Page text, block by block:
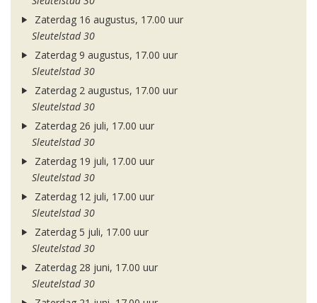
Zaterdag 16 augustus, 17.00 uur
Sleutelstad 30
Zaterdag 9 augustus, 17.00 uur
Sleutelstad 30
Zaterdag 2 augustus, 17.00 uur
Sleutelstad 30
Zaterdag 26 juli, 17.00 uur
Sleutelstad 30
Zaterdag 19 juli, 17.00 uur
Sleutelstad 30
Zaterdag 12 juli, 17.00 uur
Sleutelstad 30
Zaterdag 5 juli, 17.00 uur
Sleutelstad 30
Zaterdag 28 juni, 17.00 uur
Sleutelstad 30